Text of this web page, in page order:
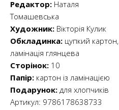
Редактор: Наталя
Томашевська
Художник: Вікторія Кулик
Обкладинка: цупкий картон,
ламінація глянцева
Сторінок: 10
Папір: картон із ламінацією
Подарунок: для хлопчиків
Артикул: 9786178638733